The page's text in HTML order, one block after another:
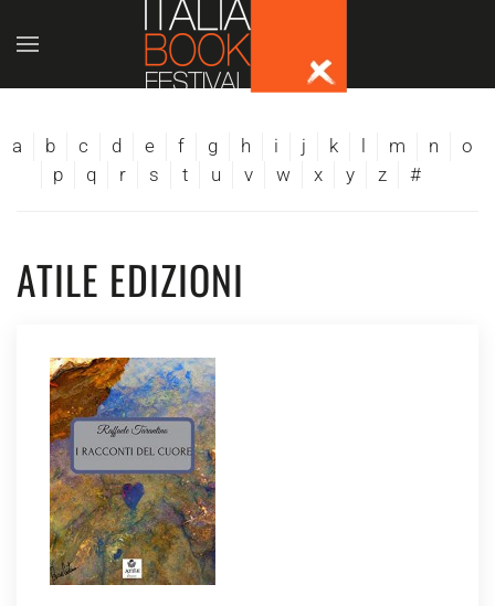
Skip to main content
a b c d e f g h i j k m n
o
p
q r s t u v w x y z #
ATILE EDIZIONI